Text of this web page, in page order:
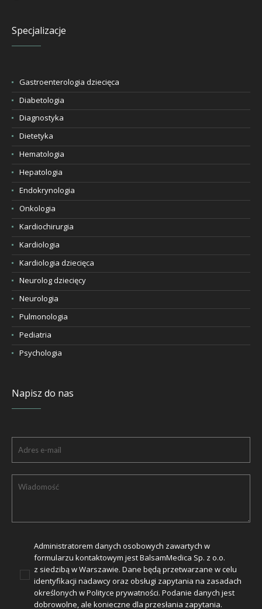
Specjalizacje
Gastroenterologia dziecięca
Diabetologia
Diagnostyka
Dietetyka
Hematologia
Hepatologia
Endokrynologia
Onkologia
Kardiochirurgia
Kardiologia
Kardiologia dziecięca
Neurolog dziecięcy
Neurologia
Pulmonologia
Pediatria
Psychologia
Napisz do nas
Administratorem danych osobowych zawartych w
formularzu kontaktowym jest BalsamMedica Sp. z o.o.
z siedzibą w Warszawie. Dane będą przetwarzane w celu
identyfikacji nadawcy oraz obsługi zapytania na zasadach
określonych wPolityce prywatności. Podanie danych jest
dobrowolne, ale konieczne dla przesłania zapytania.